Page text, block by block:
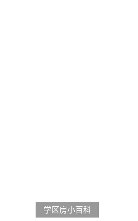
学区房小百科